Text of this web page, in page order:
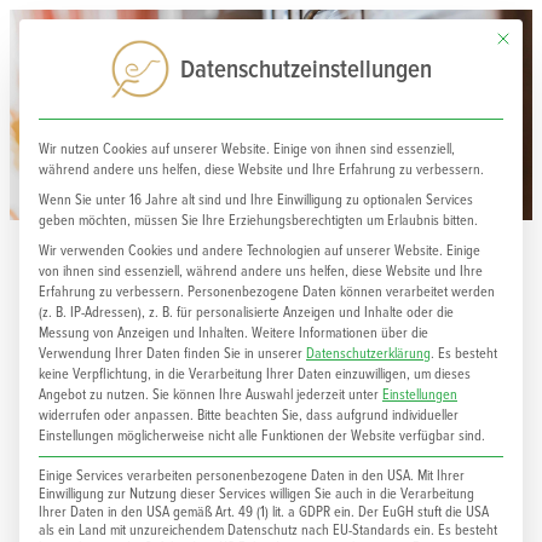
Ich liebe unsere echobell
0
Mit
Datenschutzeinstellungen
Wir nutzen Cookies auf unserer Website. Einige von ihnen sind essenziell,
während andere uns helfen, diese Website und Ihre Erfahrung zu verbessern.
Wenn Sie unter 16 Jahre alt sind und Ihre Einwilligung zu optionalen Services
geben möchten, müssen Sie Ihre Erziehungsberechtigten um Erlaubnis bitten.
Wir verwenden Cookies und andere Technologien auf unserer Website. Einige
von ihnen sind essenziell, während andere uns helfen, diese Website und Ihre
Erfahrung zu verbessern. Personenbezogene Daten können verarbeitet werden
(z. B. IP-Adressen), z. B. für personalisierte Anzeigen und Inhalte oder die
Messung von Anzeigen und Inhalten. Weitere Informationen über die
Verwendung Ihrer Daten finden Sie in unserer Datenschutzerklärung. Es besteht
keine Verpflichtung, in die Verarbeitung Ihrer Daten einzuwilligen, um dieses
Angebot zu nutzen. Sie können Ihre Auswahl jederzeit unter Einstellungen
widerrufen oder anpassen. Bitte beachten Sie, dass aufgrund individueller
Einstellungen möglicherweise nicht alle Funktionen der Website verfügbar sind.
Einige Services verarbeiten personenbezogene Daten in den USA. Mit Ihrer
Einwilligung zur Nutzung dieser Services willigen Sie auch in die Verarbeitung
Ihrer Daten in den USA gemäß Art. 49 (1) lit. a GDPR ein. Der EuGH stuft die USA
als ein Land mit unzureichendem Datenschutz nach EU-Standards ein. Es besteht